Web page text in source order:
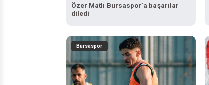
Özer Matlı Bursaspor’a başarılar
diledi
Bursaspor